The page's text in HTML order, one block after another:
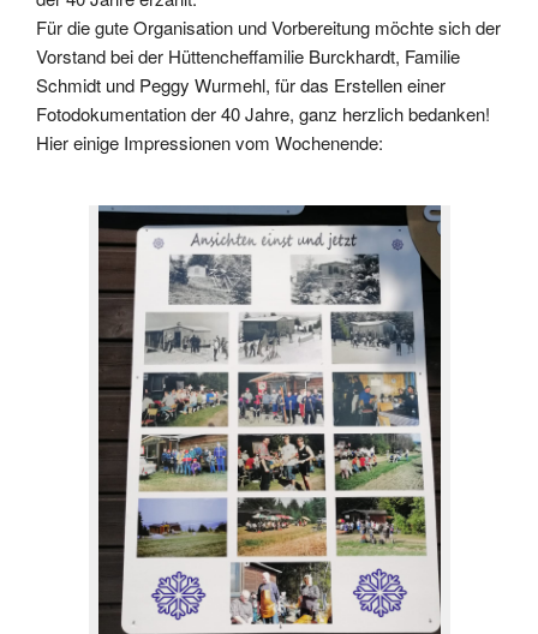
Für die gute Organisation und Vorbereitung möchte sich der
Vorstand bei der Hüttencheffamilie Burckhardt, Familie
Schmidt und Peggy Wurmehl, für das Erstellen einer
Fotodokumentation der 40 Jahre, ganz herzlich bedanken!
Hier einige Impressionen vom Wochenende: